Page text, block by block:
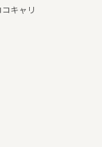
コキャリ